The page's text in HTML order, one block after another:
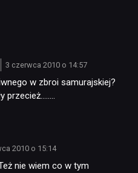
3 czerwca 2010 o 14:57
w zbroi samurajskiej?
przecież……..
2010 o 15:14
nie wiem co w tym